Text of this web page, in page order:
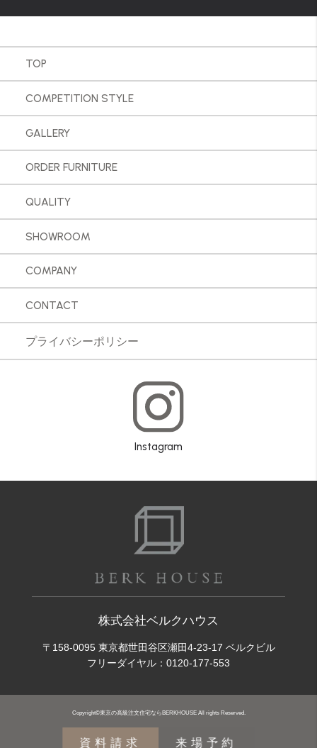
資料請求 来場予約
TOP
COMPETITION STYLE
GALLERY
ORDER FURNITURE
QUALITY
SHOWROOM
COMPANY
CONTACT
プライバシーポリシー
Instagram
株式会社ベルクハウス
〒158-0095 東京都世田谷区瀬田4-23-17 ベルクビル
フリーダイヤル： 0120-177-553
Copyright©東京の高級注文住宅ならBERKHOUSE All rights Reserved.